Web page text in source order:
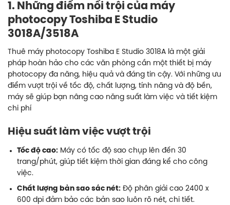
1. Những điểm nổi trội của máy
photocopy Toshiba E Studio
3018A/3518A
Thuê máy photocopy Toshiba E Studio 3018A là một giải
pháp hoàn hảo cho các văn phòng cần một thiết bị máy
photocopy đa năng, hiệu quả và đáng tin cậy. Với những ưu
điểm vượt trội về tốc độ, chất lượng, tính năng và độ bền,
máy sẽ giúp bạn nâng cao năng suất làm việc và tiết kiệm
chi phí
Hiệu suất làm việc vượt trội
Tốc độ cao: Máy có tốc độ sao chụp lên đến 30
trang/phút, giúp tiết kiệm thời gian đáng kể cho công
việc.
Chất lượng bản sao sắc nét: Độ phân giải cao 2400 x
600 dpi đảm bảo các bản sao luôn rõ nét, chi tiết.